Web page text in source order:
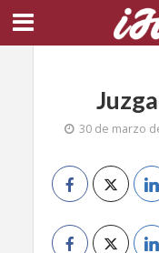
30 de marzo